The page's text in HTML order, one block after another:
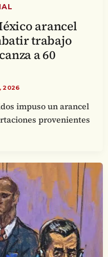
arancel
trabajo
a 60
2026
impuso un arancel
provenientes